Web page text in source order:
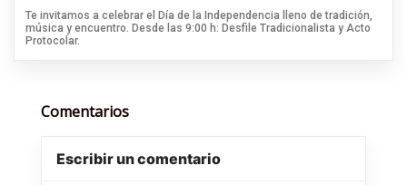
Te invitamos a celebrar el Día de la Independencia lleno de tradición,
música y encuentro. Desde las 9:00 h: Desfile Tradicionalista y Acto
Protocolar.
Comentarios
Escribir un comentario